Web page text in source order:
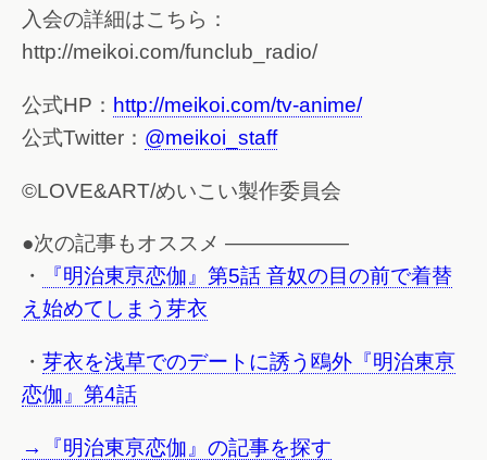
入会の詳細はこちら：
http://meikoi.com/funclub_radio/
公式HP： http://meikoi.com/tv-anime/
公式Twitter： @meikoi_staff
©LOVE&ART/めいこい製作委員会
●次の記事もオススメ ——————
・
『明治東亰恋伽』第5話 音奴の目の前で着替
え始めてしまう芽衣
・ 芽衣を浅草でのデートに誘う鴎外『明治東亰
恋伽』第4話
→『明治東亰恋伽』の記事を探す